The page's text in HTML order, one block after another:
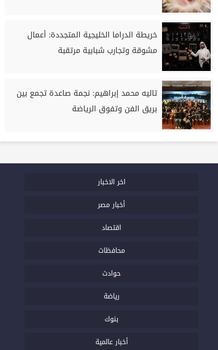
خريطة الدراما الخليجية المتجددة: أعمال
مشوقة وتجارب شبابية مرتقبة
تاليه محمد إبراهيم: نجمة صاعدة تجمع بين
بريق الفن وتفوق الرياضة
اخر الاخبار
أخبار مصر
اقتصاد
محافظات
حوادث
رياضة
بنوك
أخبار عالمية